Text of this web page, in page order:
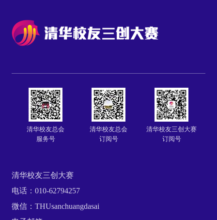
清华校友总会
服务号
清华校友总会
订阅号
清华校友三创大赛
订阅号
清华校友三创大赛
电话： 010-62794257
微信： THUsanchuangdasai